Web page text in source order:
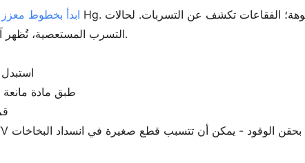
ابدأ بخطوط معزز
التسرب المستعصية، تُظهر آلات الدخان التسربات في غضون دقائق.
استبدل
طبق مادة